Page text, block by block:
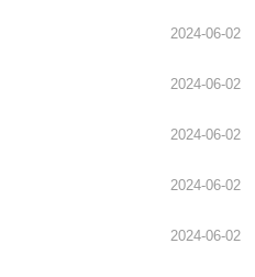
2024-06-02
2024-06-02
2024-06-02
2024-06-02
2024-06-02